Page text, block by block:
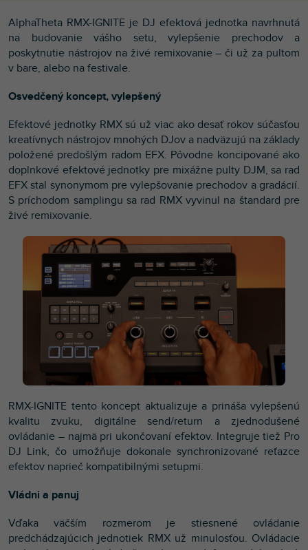
AlphaTheta RMX-IGNITE je DJ efektová jednotka navrhnutá
na budovanie vášho setu, vylepšenie prechodov a
poskytnutie nástrojov na živé remixovanie – či už za pultom
v bare, alebo na festivale.
Osvedčený koncept, vylepšený
Efektové jednotky RMX sú už viac ako desať rokov súčasťou
kreatívnych nástrojov mnohých DJov a nadväzujú na základy
položené predošlým radom EFX. Pôvodne koncipované ako
doplnkové efektové jednotky pre mixážne pulty DJM, sa rad
EFX stal synonymom pre vylepšovanie prechodov a gradácií.
S príchodom samplingu sa rad RMX vyvinul na štandard pre
živé remixovanie.
RMX-IGNITE tento koncept aktualizuje a prináša vylepšenú
kvalitu zvuku, digitálne send/return a zjednodušené
ovládanie – najmä pri ukončovaní efektov. Integruje tiež Pro
DJ Link, čo umožňuje dokonale synchronizované reťazce
efektov naprieč kompatibilnými setupmi.
Vládni a panuj
Vďaka väčším rozmerom je stiesnené ovládanie
predchádzajúcich jednotiek RMX už minulosťou. Ovládacie